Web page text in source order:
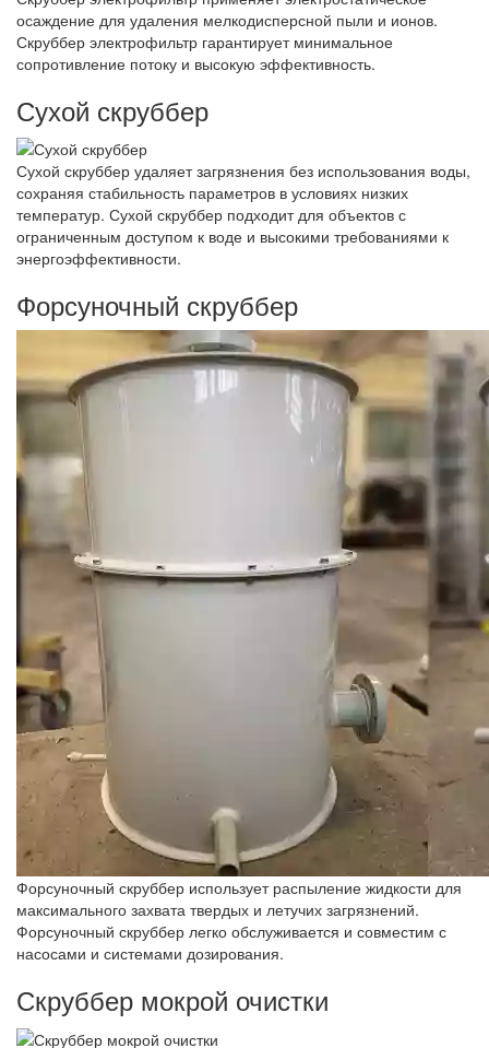
осаждение для удаления мелкодисперсной пыли и ионов.
Скруббер электрофильтр гарантирует минимальное
сопротивление потоку и высокую эффективность.
Сухой скруббер
Сухой скруббер удаляет загрязнения без использования воды,
сохраняя стабильность параметров в условиях низких
температур. Сухой скруббер подходит для объектов с
ограниченным доступом к воде и высокими требованиями к
энергоэффективности.
Форсуночный скруббер
Форсуночный скруббер использует распыление жидкости для
максимального захвата твердых и летучих загрязнений.
Форсуночный скруббер легко обслуживается и совместим с
насосами и системами дозирования.
Скруббер мокрой очистки